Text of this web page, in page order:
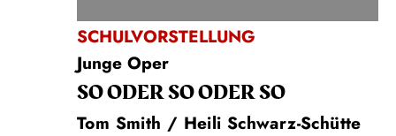
SCHULVORSTELLUNG
Junge Oper
SO ODER SO ODER SO
Tom Smith / Heili Schwarz-Schütte